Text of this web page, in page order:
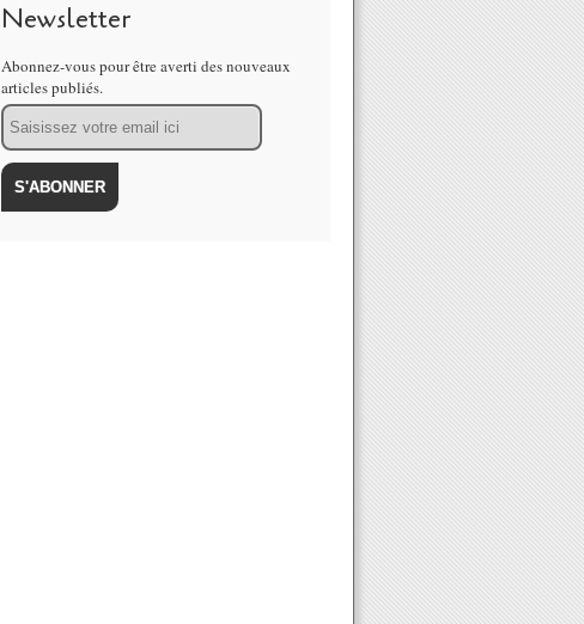
Newsletter
Abonnez-vous pour être averti des nouveaux
articles publiés.
Email